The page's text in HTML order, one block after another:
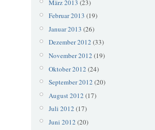
März 2013 (23)
Februar 2013 (19)
Januar 2013 (26)
Dezember 2012 (33)
November 2012 (19)
Oktober 2012 (24)
September 2012 (20)
August 2012 (17)
Juli 2012 (17)
Juni 2012 (20)